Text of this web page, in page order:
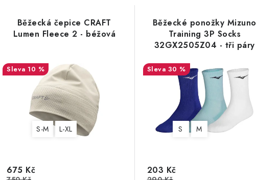
Běžecká čepice CRAFT
Lumen Fleece 2 - béžová
10 %
S-M L-XL
675 Kč
Běžecké ponožky Mizuno
Training 3P Socks
32GX2505Z04 - tři páry
30 %
S M
203 Kč